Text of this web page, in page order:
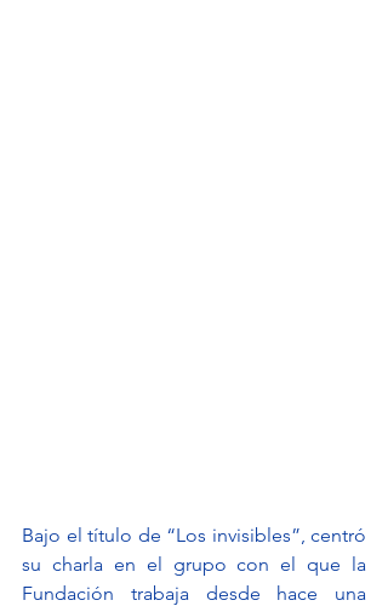
Bajo el título de “Los invisibles”, centró
su charla en el grupo con el que la
Fundación trabaja desde hace una